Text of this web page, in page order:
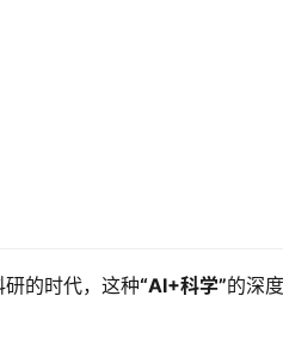
的时代，这种“AI+科学”的深